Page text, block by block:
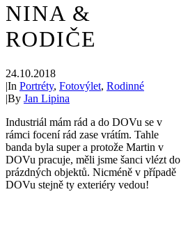
NINA &
RODIČE
24.10.2018
|In Portréty, Fotovýlet, Rodinné
|By Jan Lipina
Industriál mám rád a do DOVu se v
rámci focení rád zase vrátím. Tahle
banda byla super a protože Martin v
DOVu pracuje, měli jsme šanci vlézt do
prázdných objektů. Nicméně v případě
DOVu stejně ty exteriéry vedou!